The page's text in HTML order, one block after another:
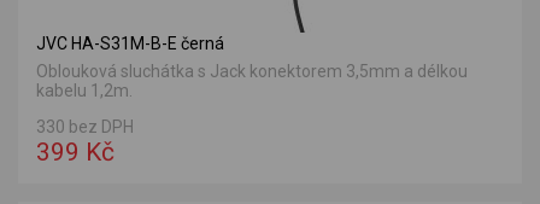
JVC HA-S31M-B-E černá
Oblouková sluchátka s Jack konektorem 3,5mm a délkou
kabelu 1,2m.
330 bez DPH
399 Kč